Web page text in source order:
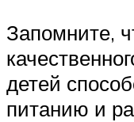
Запомните,
детей
питанию и